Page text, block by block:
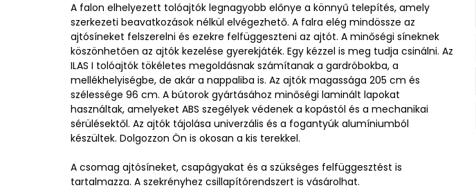
A falon elhelyezett tolóajtók legnagyobb előnye a könnyű telepítés, amely
szerkezeti beavatkozások nélkül elvégezhető. A falra elég mindössze az
ajtósíneket felszerelni és ezekre felfüggeszteni az ajtót. A minőségi síneknek
köszönhetően az ajtók kezelése gyerekjáték. Egy kézzel is meg tudja csinálni. Az
ILAS I tolóajtók tökéletes megoldásnak számítanak a gardróbokba, a
mellékhelyiségbe, de akár a nappaliba is. Az ajtók magassága 205 cm és
szélessége 96 cm. A bútorok gyártásához minőségi laminált lapokat
használtak, amelyeket ABS szegélyek védenek a kopástól és a mechanikai
sérülésektől. Az ajtók tájolása univerzális és a fogantyúk alumíniumból
készültek. Dolgozzon Ön is okosan a kis terekkel.
A csomag ajtósíneket, csapágyakat és a szükséges felfüggesztést is
tartalmazza. A szekrényhez csillapítórendszert is vásárolhat.